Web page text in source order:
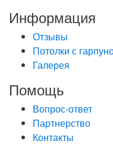
Информация
Отзывы
Потолки с
Галерея
Помощь
Вопрос-ответ
Партнерство
Контакты